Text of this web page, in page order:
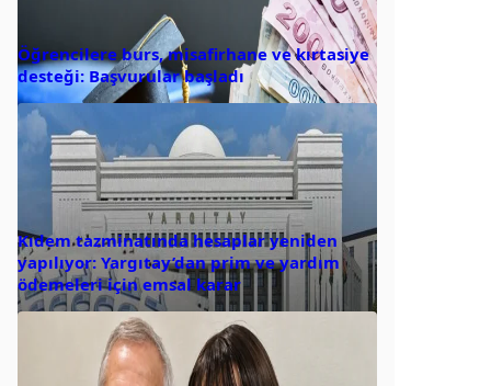
Öğrencilere burs, misafirhane ve kırtasiye
desteği: Başvurular başladı
Kıdem tazminatında hesaplar yeniden
yapılıyor: Yargıtay’dan prim ve yardım
ödemeleri için emsal karar